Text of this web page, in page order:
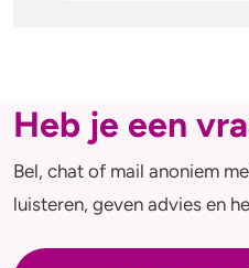
Heb je een
Bel, chat of mail anoniem
luisteren, geven advies en